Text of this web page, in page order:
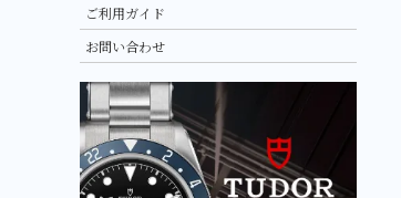
ご利用ガイド
お問い合わせ